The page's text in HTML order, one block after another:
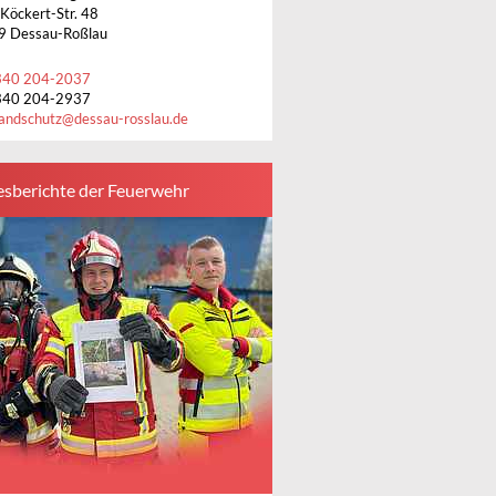
Str. 48
Dessau-Roßlau
204-2037
204-2937
@dessau-rosslau.de
der Feuerwehr